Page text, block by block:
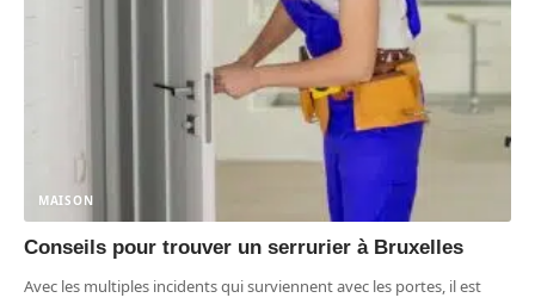
MAISON
Conseils pour trouver un serrurier à Bruxelles
Avec les multiples incidents qui surviennent avec les portes, il est